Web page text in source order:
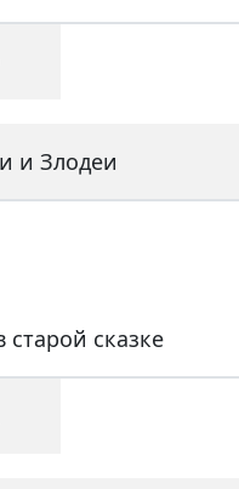
и Злодеи
старой сказке